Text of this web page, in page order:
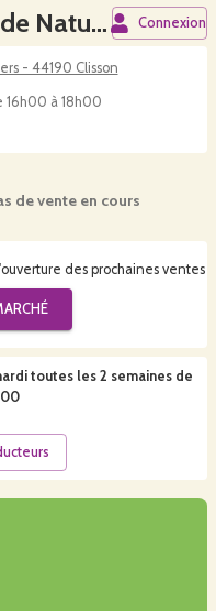
Les légumes de Graine de Nature - Clisson Connexion
- 44190 Clisson
16h00 à 18h00
de vente en cours
des prochaines ventes
toutes les 2 semaines de